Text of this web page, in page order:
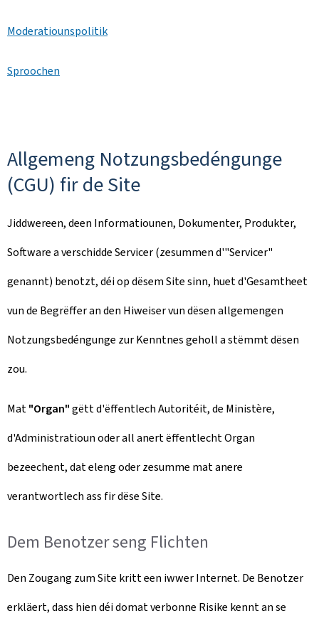
Moderatiounspolitik
Sproochen
Allgemeng Notzungsbedéngunge
(CGU) fir de Site
Jiddwereen, deen Informatiounen, Dokumenter, Produkter,
Software a verschidde Servicer (zesummen d'"Servicer"
genannt) benotzt, déi op dësem Site sinn, huet d'Gesamtheet
vun de Begrëffer an den Hiweiser vun dësen allgemengen
Notzungsbedéngunge zur Kenntnes geholl a stëmmt dësen
zou.
Mat"Organ"gëtt d'ëffentlech Autoritéit, de Ministère,
d'Administratioun oder all anert ëffentlecht Organ
bezeechent, dat eleng oder zesumme mat anere
verantwortlech ass fir dëse Site.
Dem Benotzer seng Flichten
Den Zougang zum Site kritt een iwwer Internet. De Benotzer
erkläert, dass hien déi domat verbonne Risike kennt an se